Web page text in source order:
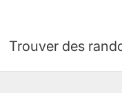
Trouver des